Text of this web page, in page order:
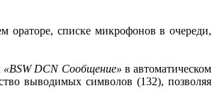
ораторе, списке микрофонов в очереди,
«BSW DCN Сообщение» в автоматическом
выводимых символов (132), позволяя